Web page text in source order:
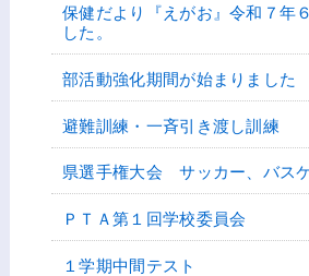
保健だより『えがお』令和７年
した。
部活動強化期間が始まりました
避難訓練・一斉引き渡し訓練
県選手権大会 サッカー、バス
ＰＴＡ第１回学校委員会
１学期中間テスト